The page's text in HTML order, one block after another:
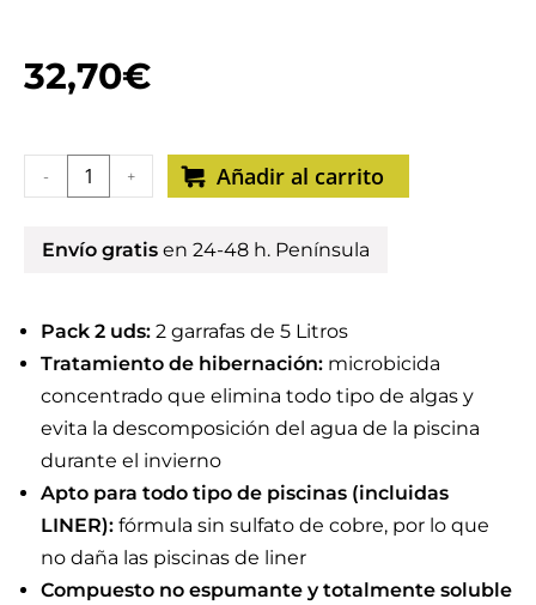
32,70€
- + Añadir al carrito
Envío gratis en 24-48 h. Península
Pack 2 uds: 2 garrafas de 5 Litros
Tratamiento de hibernación: microbicida
concentrado que elimina todo tipo de algas y
evita la descomposición del agua de la piscina
durante el invierno
Apto para todo tipo de piscinas (incluidas
LINER): fórmula sin sulfato de cobre, por lo que
no daña las piscinas de liner
Compuesto no espumante y totalmente soluble